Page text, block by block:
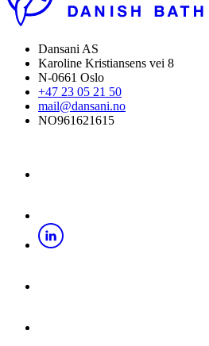
Dansani AS
Karoline Kristiansens vei 8
N-0661 Oslo
+47 23 05 21 50
mail@dansani.no
NO961621615